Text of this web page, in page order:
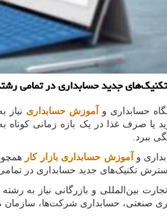
جدید حسابداری در تمامی
حسابداری و آموزش حسابداری
یا صرف غذا در یک بازه زمانی کوتاه
ببرد.
و
آموزش حسابداری بازار کار
تکنیک‌های جدید حسابداری در تمامی
بین‌المللی و بازرگانی نیاز به
صنعتی، حسابداری شرکت‌ها،